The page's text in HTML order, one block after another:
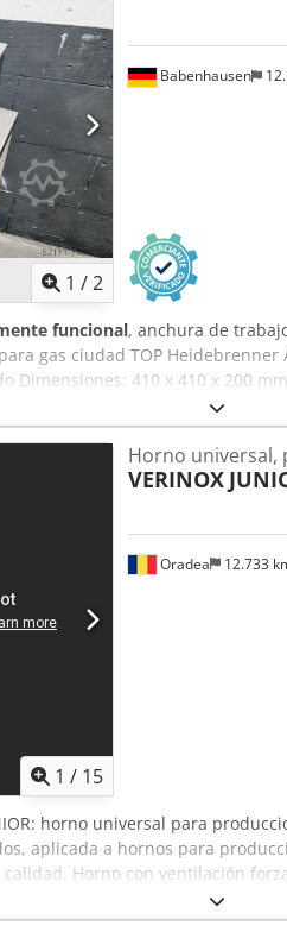
1 /2
Babenhausen
funcional, anchura de
gas ciudad TOP
Dimensiones: 410 x 410 x 200
1 / 15
Oradea 12.733
Horno universal,
VERINOX
horno universal para
aplicada a hornos para
Horno con ventilación
térmico (+/- 1 °C).
de primera calidad. Fácil de